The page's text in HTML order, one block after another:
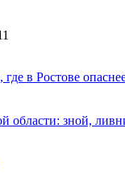
в Ростове
области: зной,